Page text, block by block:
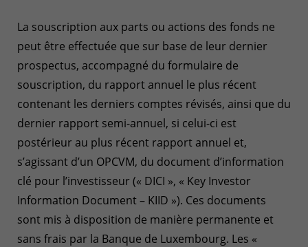
La souscription aux parts ou actions des fonds ne
peut être effectuée que sur base de leur dernier
prospectus, accompagné du formulaire de
souscription, du rapport annuel le plus récent
contenant les derniers comptes révisés, ainsi que du
dernier rapport semi-annuel, si celui-ci est
postérieur au plus récent rapport annuel et,
s’agissant d’un OPCVM, du document d’information
clé pour l’investisseur (« DICI », « Key Investor
Information Document – KIID »). Ces documents
sont mis à disposition de manière permanente et
sans frais par la Banque de Luxembourg. Les «